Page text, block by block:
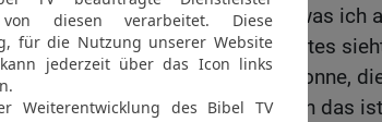
17 Siehe, was ich als gut, was ich
einer isst und trinkt und Gutes
er sich abmüht unter der Sonne,
Gott ihm gegeben hat; denn das